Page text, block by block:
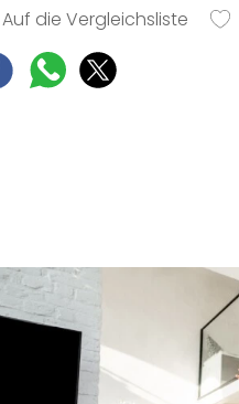
Auf die Vergleichsliste